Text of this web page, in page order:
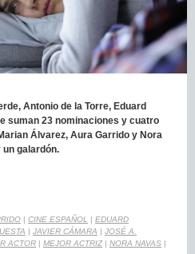
Antonio de la Torre, Eduard
suman 23 nominaciones y cuatro
Álvarez, Aura Garrido y Nora
galardón.
| CINE ESPAÑOL | EDUARD
| JAVIER CÁMARA | JOSÉ A.
ACTOR | MEJOR ACTRIZ| NORA NAVAS |